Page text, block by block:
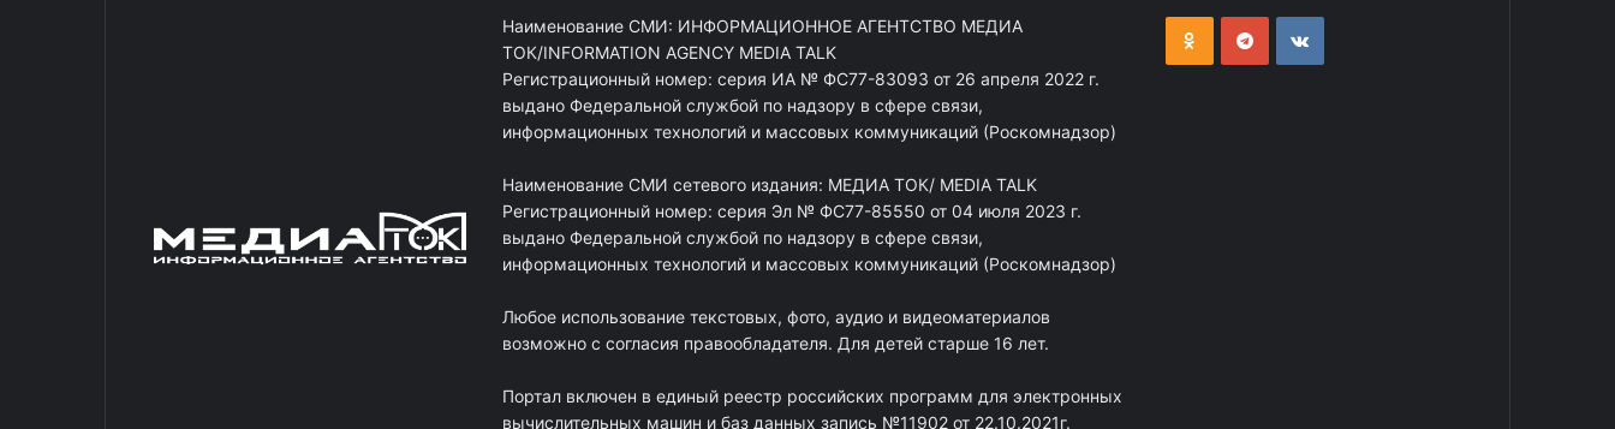
Наименование СМИ: ИНФОРМАЦИОННОЕ АГЕНТСТВО МЕДИА
ТОК/INFORMATION AGENCY MEDIA TALK
Регистрационный номер: серия ИА № ФС77-83093 от 26 апреля 2022 г.
выдано Федеральной службой по надзору в сфере связи,
информационных технологий и массовых коммуникаций (Роскомнадзор)
Наименование СМИ сетевого издания: МЕДИА ТОК/ MEDIA TALK
Регистрационный номер: серия Эл № ФС77-85550 от 04 июля 2023 г.
выдано Федеральной службой по надзору в сфере связи,
информационных технологий и массовых коммуникаций (Роскомнадзор)
Любое использование текстовых, фото, аудио и видеоматериалов
возможно с согласия правообладателя. Для детей старше 16 лет.
Портал включен в единый реестр российских программ для электронных
вычислительных машин и баз данных запись №11902 от 22.10.2021г.